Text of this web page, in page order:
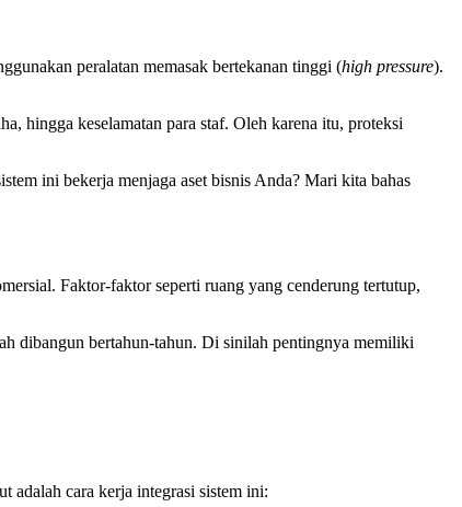
peralatan memasak bertekanan tinggi (high pressure).
hingga keselamatan para staf. Oleh karena itu, proteksi
ini bekerja menjaga aset bisnis Anda? Mari kita bahas
Faktor-faktor seperti ruang yang cenderung tertutup,
dibangun bertahun-tahun. Di sinilah pentingnya memiliki
adalah cara kerja integrasi sistem ini: